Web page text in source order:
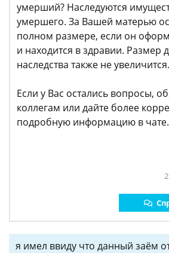
умерший? Наследуются
умершего. За Вашей матерью
полном размере, если он
и находится в здравии. Размер
наследства также не увеличится.
Если у Вас остались вопросы,
коллегам или дайте более
подробную информацию в чате.
я имел ввиду что данный заём